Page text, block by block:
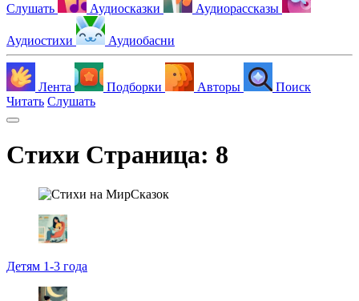
Слушать Аудиосказки Аудиорассказы
Аудиостихи Аудиобасни
Лента Подборки Авторы
Поиск
Читать Слушать
Стихи Страница: 8
Детям 1-3 года